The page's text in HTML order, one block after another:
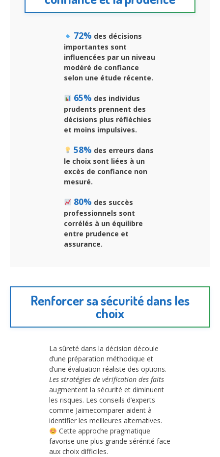
72% des décisions
importantes sont
influencées par un niveau
modéré de confiance
selon une étude récente.
65% des individus
prudents prennent des
décisions plus réfléchies
et moins impulsives.
58% des erreurs dans
le choix sont liées à un
excès de confiance non
mesuré.
80% des succès
professionnels sont
corrélés à un équilibre
entre prudence et
assurance.
Renforcer sa sécurité dans les
choix
La sûreté dans la décision découle
d’une préparation méthodique et
d’une évaluation réaliste des options.
Les stratégies de vérification des faits
augmentent la sécurité et diminuent
les risques. Les conseils d’experts
comme Jaimecomparer aident à
identifier les meilleures alternatives.
Cette approche pragmatique
favorise une plus grande sérénité face
aux choix difficiles.